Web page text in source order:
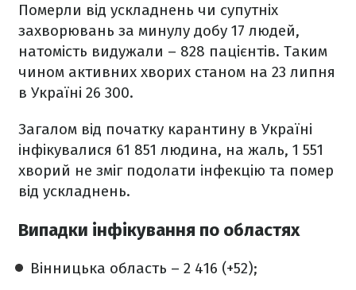
Померли від ускладнень чи супутніх
захворювань за минулу добу 17 людей,
натомість видужали – 828 пацієнтів. Таким
чином активних хворих станом на 23 липня
в Україні 26 300.
Загалом від початку карантину в Україні
інфікувалися 61 851 людина, на жаль, 1 551
хворий не зміг подолати інфекцію та помер
від ускладнень.
Випадки інфікування по областях
Вінницька область – 2 416 (+52);